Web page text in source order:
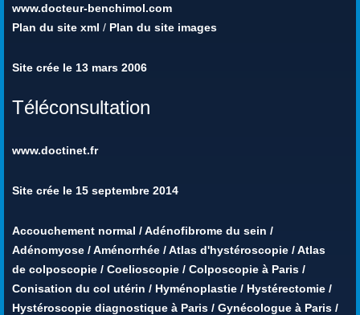
www.docteur-benchimol.com
Plan du site xml / Plan du site images
Site crée le 13 mars 2006
Téléconsultation
www.doctinet.fr
Site crée le 15 septembre 2014
Accouchement normal /Adénofibrome du sein /
Adénomyose /Aménorrhée /Atlas d'hystéroscopie /Atlas
de colposcopie / Coelioscopie / Colposcopie à Paris /
Conisation du col utérin / Hyménoplastie / Hystérectomie /
Hystéroscopie diagnostique à Paris / Gynécologue à Paris /